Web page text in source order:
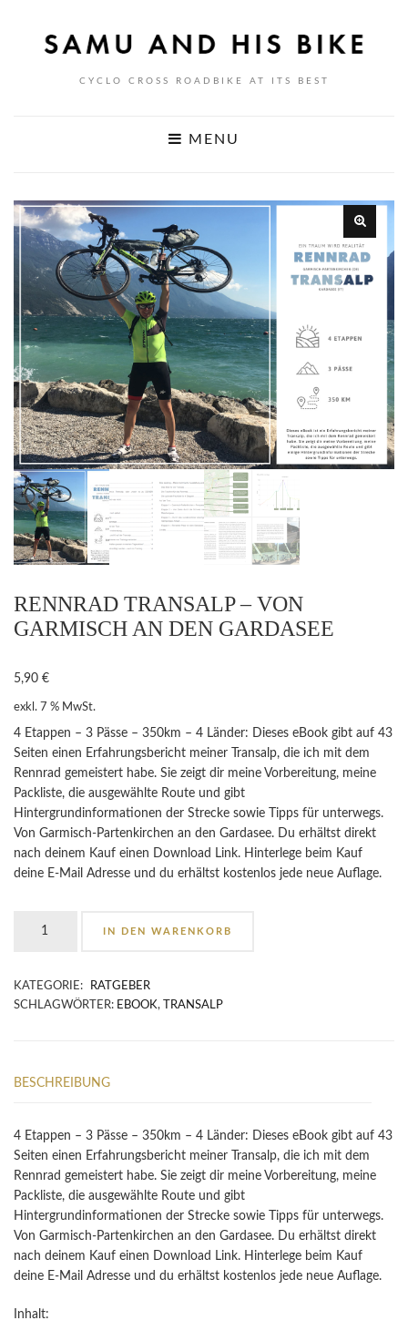
CYCLO CROSS ROADBIKE AT ITS BEST
MENU
RENNRAD TRANSALP – VON
GARMISCH AN DEN GARDASEE
5,90 €
exkl. 7 % MwSt.
4 Etappen – 3 Pässe – 350km – 4 Länder: Dieses eBook gibt auf 43
Seiten einen Erfahrungsbericht meiner Transalp, die ich mit dem
Rennrad gemeistert habe. Sie zeigt dir meine Vorbereitung, meine
Packliste, die ausgewählte Route und gibt
Hintergrundinformationen der Strecke sowie Tipps für unterwegs.
Von Garmisch-Partenkirchen an den Gardasee. Du erhältst direkt
nach deinem Kauf einen Download Link. Hinterlege beim Kauf
deine E-Mail Adresse und du erhältst kostenlos jede neue Auflage.
Von
Garmisch
Menge
IN DEN WARENKORB
KATEGORIE:
RATGEBER
SCHLAGWÖRTER: EBOOK, TRANSALP
BESCHREIBUNG
4 Etappen – 3 Pässe – 350km – 4 Länder: Dieses eBook gibt auf 43
Seiten einen Erfahrungsbericht meiner Transalp, die ich mit dem
Rennrad gemeistert habe. Sie zeigt dir meine Vorbereitung, meine
Packliste, die ausgewählte Route und gibt
Hintergrundinformationen der Strecke sowie Tipps für unterwegs.
Von Garmisch-Partenkirchen an den Gardasee. Du erhältst direkt
nach deinem Kauf einen Download Link. Hinterlege beim Kauf
deine E-Mail Adresse und du erhältst kostenlos jede neue Auflage.
Inhalt: